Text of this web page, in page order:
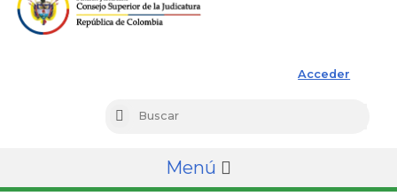
Acceder
Buscar
Menú